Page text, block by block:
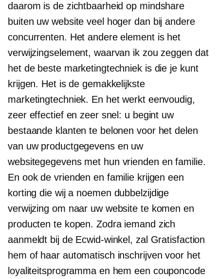
daarom is de zichtbaarheid op mindshare
buiten uw website veel hoger dan bij andere
concurrenten. Het andere element is het
verwijzingselement, waarvan ik zou zeggen dat
het de beste marketingtechniek is die je kunt
krijgen. Het is de gemakkelijkste
marketingtechniek. En het werkt eenvoudig,
zeer effectief en zeer snel: u begint uw
bestaande klanten te belonen voor het delen
van uw productgegevens en uw
websitegegevens met hun vrienden en familie.
En ook de vrienden en familie krijgen een
korting die wij a noemen dubbelzijdige
verwijzing om naar uw website te komen en
producten te kopen. Zodra iemand zich
aanmeldt bij de Ecwid-winkel, zal Gratisfaction
hem of haar automatisch inschrijven voor het
loyaliteitsprogramma en hem een ​​couponcode